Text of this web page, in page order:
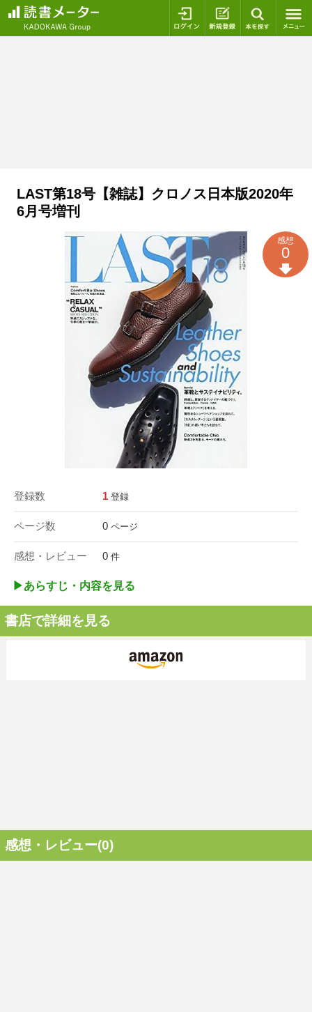
ログイン 新規登録
LAST第18号【雑誌】クロノス日本版2020年
6月号増刊
登録数 1 登録
ページ数 0 ページ
感想・レビュー 0 件
感想
0
▶︎あらすじ・内容を見る
書店で詳細を見る
感想・レビュー(0)